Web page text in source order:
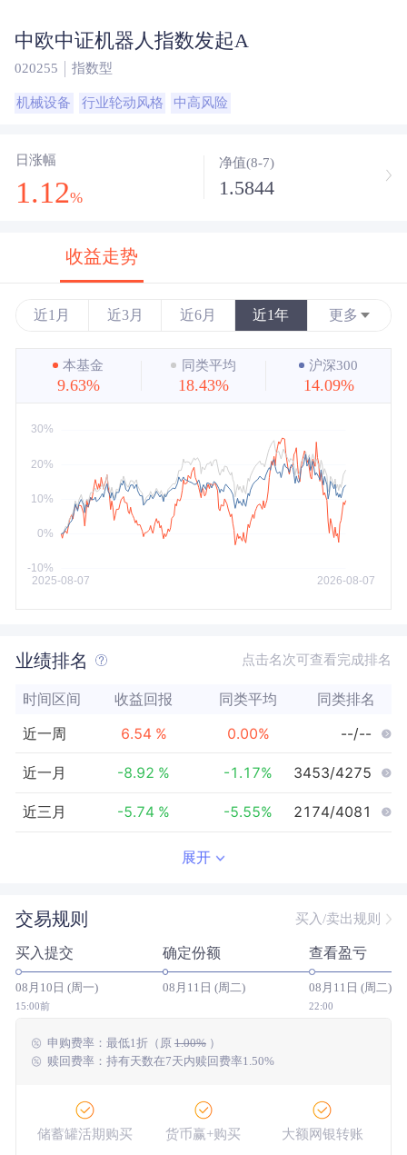
中欧中证机器人指数发起A
020255 指数型
机械设备 行业轮动风格 中高风险
日涨幅
1.12%
净值(8-7)
1.5844
收益走势
近1月 近3月 近6月 近1年 更多
近3年
近5年
最大
本基金
9.63%
同类平均
18.43%
沪深300
14.09%
业绩排名 点击名次可查看完成排名
时间区间 收益回报 同类平均 同类排名
近一周 6.54 % 0.00% --/--
近一月 -8.92 % -1.17% 3453/4275
近三月 -5.74 % -5.55% 2174/4081
近三年 --/--
近五年 -- 0.00% --/--
今年以来 2097/3837
成立以来 58.44%
展开
交易规则 买入/卖出规则
买入提交
08月10日 (周一)
15:00前
确定份额
08月11日 (周二)
查看盈亏
08月11日 (周二)
22:00
申购费率： 最低1折（原 1.00%）
赎回费率：持有天数在7天内赎回费率1.50%
储蓄罐活期购买 货币赢+购买 大额网银转账